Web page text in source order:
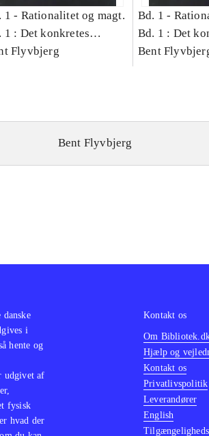
1 - Rationalitet og magt.
1 : Det konkretes
Flyvbjerg
Bd. 1 -
Bd. 1 : Det
videnskab
Bent
Bent Flyvbjerg
i
hente og
udgivet af
fysisk
hvad der
Kontakt os
Om
Hjælp og
Kontakt os
Privatlivspolitik
Leverandører
English